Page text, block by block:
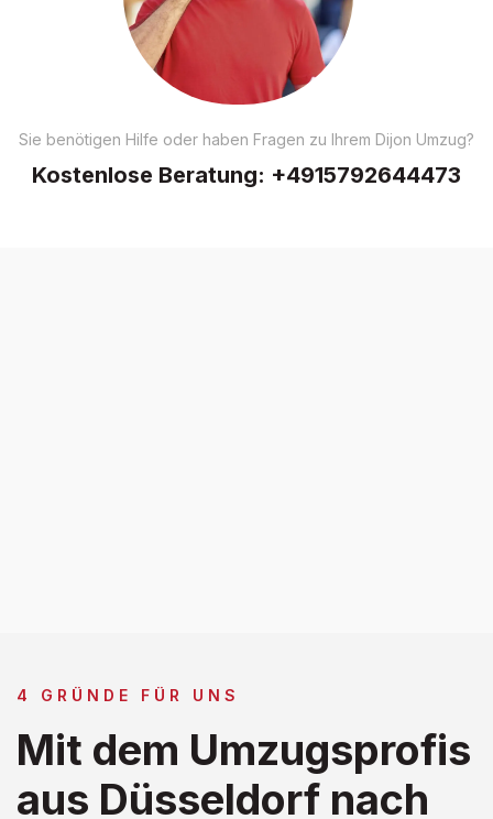
Sie benötigen Hilfe oder haben Fragen zu Ihrem Dijon Umzug?
Kostenlose Beratung: +4915792644473
4 GRÜNDE FÜR UNS
Mit dem Umzugsprofis
aus Düsseldorf nach